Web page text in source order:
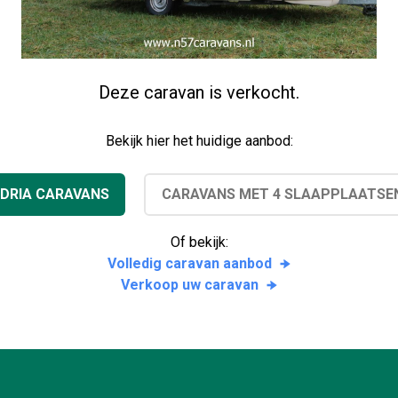
Deze caravan is verkocht.
Bekijk hier het huidige aanbod:
CARAVANS CARAVANS MET 4
Of bekijk:
Volledig caravan aanbod
Verkoop uw caravan